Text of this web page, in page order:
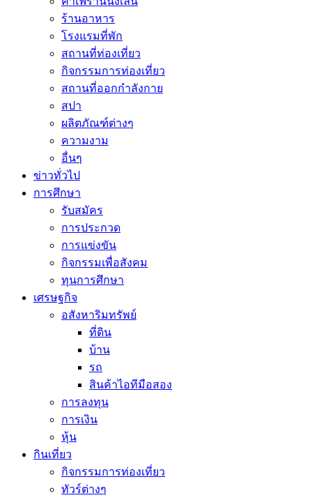
ร้านอาหาร
โรงแรมที่พัก
สถานที่ท่องเที่ยว
กิจกรรมการท่องเที่ยว
สถานที่ออกกำลังกาย
สปา
ผลิตภัณฑ์ต่างๆ
ความงาม
อื่นๆ
ข่าวทั่วไป
การศึกษา
รับสมัคร
การประกวด
การแข่งขัน
กิจกรรมเพื่อสังคม
ทุนการศึกษา
เศรษฐกิจ
อสังหาริมทรัพย์
ที่ดิน
บ้าน
รถ
สินค้าไอทีมือสอง
การลงทุน
การเงิน
หุ้น
กินเที่ยว
กิจกรรมการท่องเที่ยว
ทัวร์ต่างๆ